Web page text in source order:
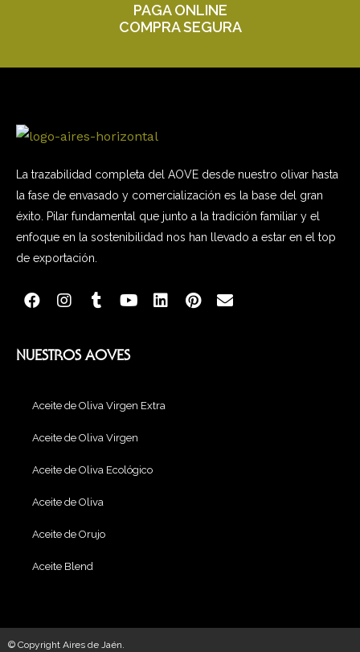
PAGA ONLINE
COMPRA SEGURA
La trazabilidad completa del AOVE desde nuestro olivar hasta
la fase de envasado y comercialización es la base del gran
éxito. Pilar fundamental que junto a la tradición familiar y el
enfoque en la sostenibilidad nos han llevado a estar en el top
de exportación.
NUESTROS AOVES
Aceite de Oliva Virgen Extra
Aceite de Oliva Virgen
Aceite de Oliva Ecológico
Aceite de Oliva
Aceite de Orujo
Aceite Blend
© Copyright Aires de Jaén.